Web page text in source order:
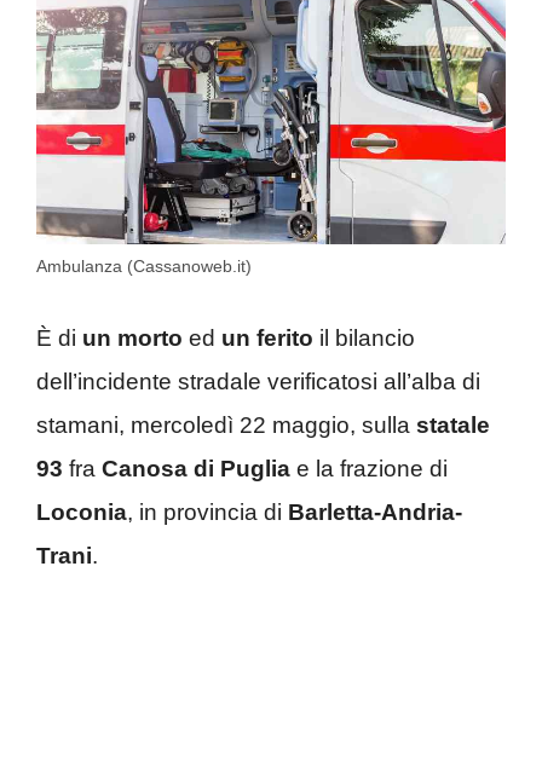
Ambulanza (Cassanoweb.it)
È di un morto ed un ferito il bilancio
dell’incidente stradale verificatosi all’alba di
stamani, mercoledì 22 maggio, sulla statale
93 fra Canosa di Puglia e la frazione di
Loconia, in provincia di Barletta-Andria-
Trani.